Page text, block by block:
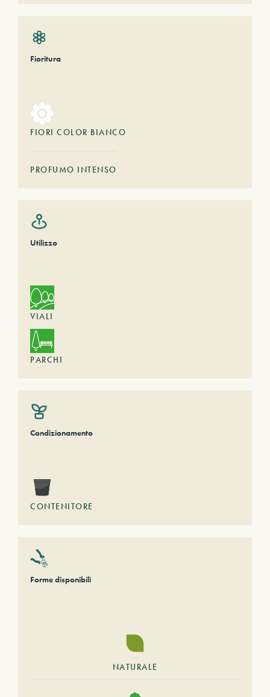
Fioritura
FIORI COLOR BIANCO
PROFUMO INTENSO
Utilizzo
VIALI
PARCHI
Condizionamento
CONTENITORE
Forme disponibili
NATURALE